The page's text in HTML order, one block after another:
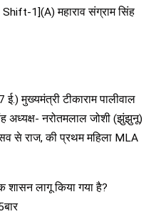
1](A) महाराव संग्राम सिंह
मुख्यमंत्री टीकाराम पालीवाल
अध्यक्ष- नरोतमलाल जोशी (झुंझुनू)
से राज, की प्रथम महिला MLA
लागू किया गया है?